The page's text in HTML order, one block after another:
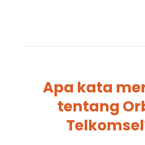
Apa kata
tentang